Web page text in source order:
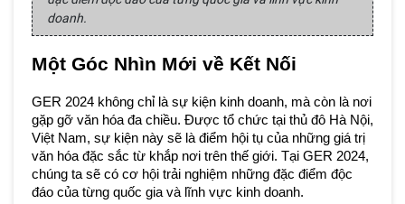
doanh.
Một Góc Nhìn Mới về Kết Nối
GER 2024 không chỉ là sự kiện kinh doanh, mà còn là nơi
gặp gỡ văn hóa đa chiều. Được tổ chức tại thủ đô Hà Nội,
Việt Nam, sự kiện này sẽ là điểm hội tụ của những giá trị
văn hóa đặc sắc từ khắp nơi trên thế giới. Tại GER 2024,
chúng ta sẽ có cơ hội trải nghiệm những đặc điểm độc
đáo của từng quốc gia và lĩnh vực kinh doanh.